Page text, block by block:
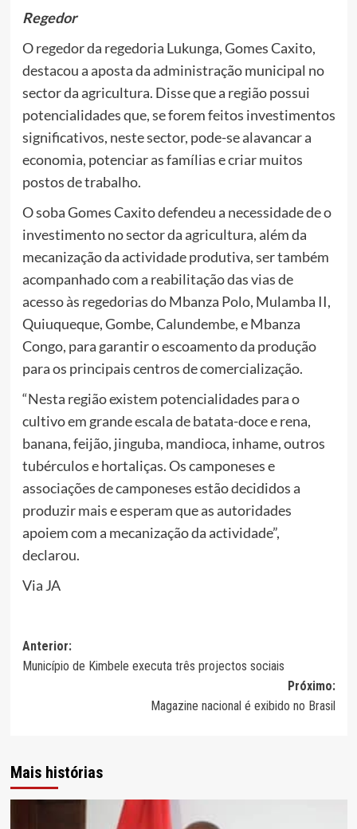
Regedor
O regedor da regedoria Lukunga, Gomes Caxito,
destacou a aposta da administração municipal no
sector da agricultura. Disse que a região possui
potencialidades que, se forem feitos investimentos
significativos, neste sector, pode-se alavancar a
economia, potenciar as famílias e criar muitos
postos de trabalho.
O soba Gomes Caxito defendeu a necessidade de o
investimento no sector da agricultura, além da
mecanização da actividade produtiva, ser também
acompanhado com a reabilitação das vias de
acesso às regedorias do Mbanza Polo, Mulamba II,
Quiuqueque, Gombe, Calundembe, e Mbanza
Congo, para garantir o escoamento da produção
para os principais centros de comercialização.
“Nesta região existem potencialidades para o
cultivo em grande escala de batata-doce e rena,
banana, feijão, jinguba, mandioca, inhame, outros
tubérculos e hortaliças. Os camponeses e
associações de camponeses estão decididos a
produzir mais e esperam que as autoridades
apoiem com a mecanização da actividade”,
declarou.
Via JA
Navegação
de
Anterior:
Município de Kimbele executa três projectos sociais
Próximo:
Magazine nacional é exibido no Brasil
Mais histórias